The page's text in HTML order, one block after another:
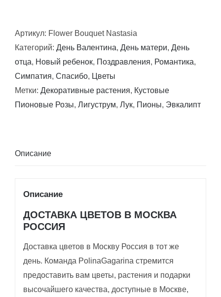
цветов
Настасья
Артикул: Flower Bouquet Nastasia
Категорий: День Валентина, День матери, День
отца, Новый ребенок, Поздравления, Романтика,
Симпатия, Спасибо, Цветы
Метки: Декоративные растения, Кустовые
Пионовые Розы, Лигуструм, Лук, Пионы, Эвкалипт
Описание
Описание
ДОСТАВКА ЦВЕТОВ В МОСКВА
РОССИЯ
Доставка цветов в Москву Россия в тот же
день. Команда PolinaGagarina стремится
предоставить вам цветы, растения и подарки
высочайшего качества, доступные в Москве,